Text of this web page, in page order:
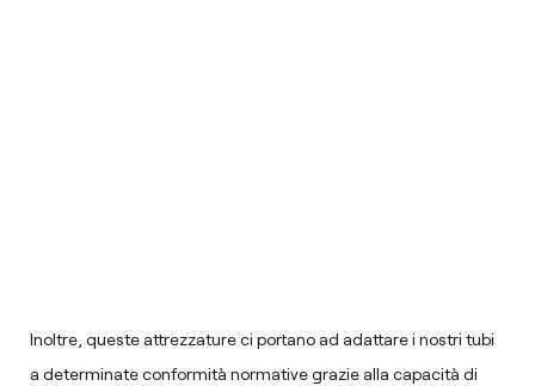
Inoltre, queste attrezzature ci portano ad adattare i nostri tubi
a determinate conformità normative grazie alla capacità di